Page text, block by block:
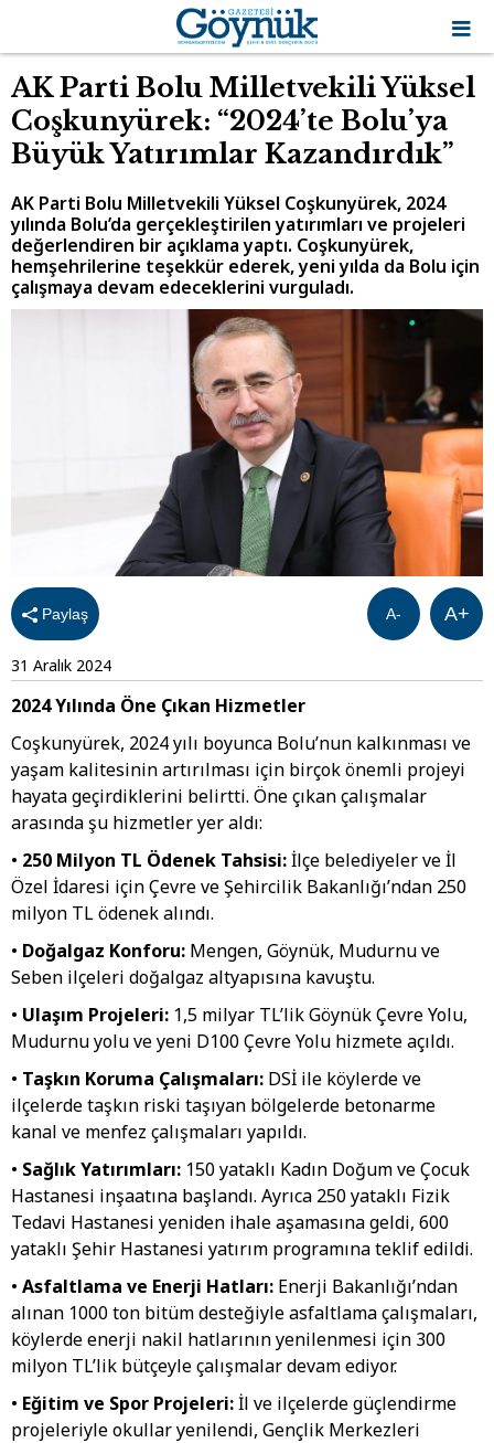
AK Parti Bolu Milletvekili Yüksel
Coşkunyürek: “2024’te Bolu’ya
Büyük Yatırımlar Kazandırdık”
AK Parti Bolu Milletvekili Yüksel Coşkunyürek, 2024
yılında Bolu’da gerçekleştirilen yatırımları ve projeleri
değerlendiren bir açıklama yaptı. Coşkunyürek,
hemşehrilerine teşekkür ederek, yeni yılda da Bolu için
çalışmaya devam edeceklerini vurguladı.
Paylaş A+
A-
31 Aralık 2024
2024 Yılında Öne Çıkan Hizmetler
Coşkunyürek, 2024 yılı boyunca Bolu’nun kalkınması ve
yaşam kalitesinin artırılması için birçok önemli projeyi
hayata geçirdiklerini belirtti. Öne çıkan çalışmalar
arasında şu hizmetler yer aldı:
• 250 Milyon TL Ödenek Tahsisi:İlçe belediyeler ve İl
Özel İdaresi için Çevre ve Şehircilik Bakanlığı’ndan 250
milyon TL ödenek alındı.
• Doğalgaz Konforu: Mengen, Göynük, Mudurnu ve
Seben ilçeleri doğalgaz altyapısına kavuştu.
• Ulaşım Projeleri: 1,5 milyar TL’lik Göynük Çevre Yolu,
Mudurnu yolu ve yeni D100 Çevre Yolu hizmete açıldı.
• Taşkın Koruma Çalışmaları: DSİ ile köylerde ve
ilçelerde taşkın riski taşıyan bölgelerde betonarme
kanal ve menfez çalışmaları yapıldı.
• Sağlık Yatırımları: 150 yataklı Kadın Doğum ve Çocuk
Hastanesi inşaatına başlandı. Ayrıca 250 yataklı Fizik
Tedavi Hastanesi yeniden ihale aşamasına geldi, 600
yataklı Şehir Hastanesi yatırım programına teklif edildi.
• Asfaltlama ve Enerji Hatları: Enerji Bakanlığı’ndan
alınan 1000 ton bitüm desteğiyle asfaltlama çalışmaları,
köylerde enerji nakil hatlarının yenilenmesi için 300
milyon TL’lik bütçeyle çalışmalar devam ediyor.
• Eğitim ve Spor Projeleri:İl ve ilçelerde güçlendirme
projeleriyle okullar yenilendi, Gençlik Merkezleri